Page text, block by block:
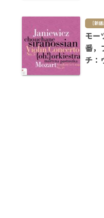
［新
モー
番，
チ：